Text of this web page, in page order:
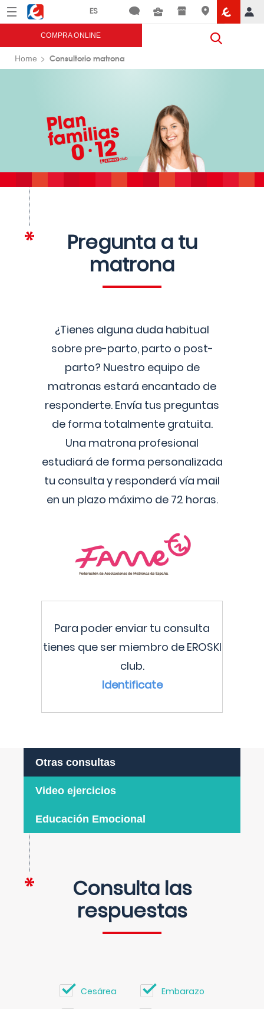
Menú Eroski
COMPRA ONLINE
Home Consultorio matrona
Pregunta a tu
matrona
¿Tienes alguna duda habitual
sobre pre-parto, parto o post-
parto? Nuestro equipo de
matronas estará encantado de
responderte. Envía tus preguntas
de forma totalmente gratuita.
Una matrona profesional
estudiará de forma personalizada
tu consulta y responderá vía mail
en un plazo máximo de 72 horas.
Para poder enviar tu consulta
tienes que ser miembro de EROSKI
club.
Identificate
Otras consultas
Video ejercicios
Educación Emocional
Consulta las
respuestas
Cesárea Embarazo